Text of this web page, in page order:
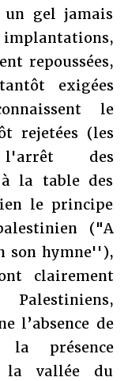
un gel jamais
repoussées,
exigées
le
rejetées (les
l'arrêt des
la table des
le principe
("A
son hymne''),
clairement
l’absence de
présence
la vallée du